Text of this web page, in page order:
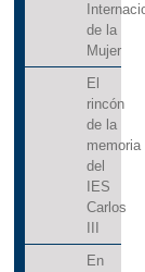
de la
Mujer
El
rincón
de la
memoria
del
IES
Carlos
En